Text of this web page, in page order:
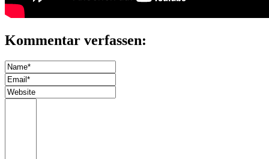
Kommentar verfassen: